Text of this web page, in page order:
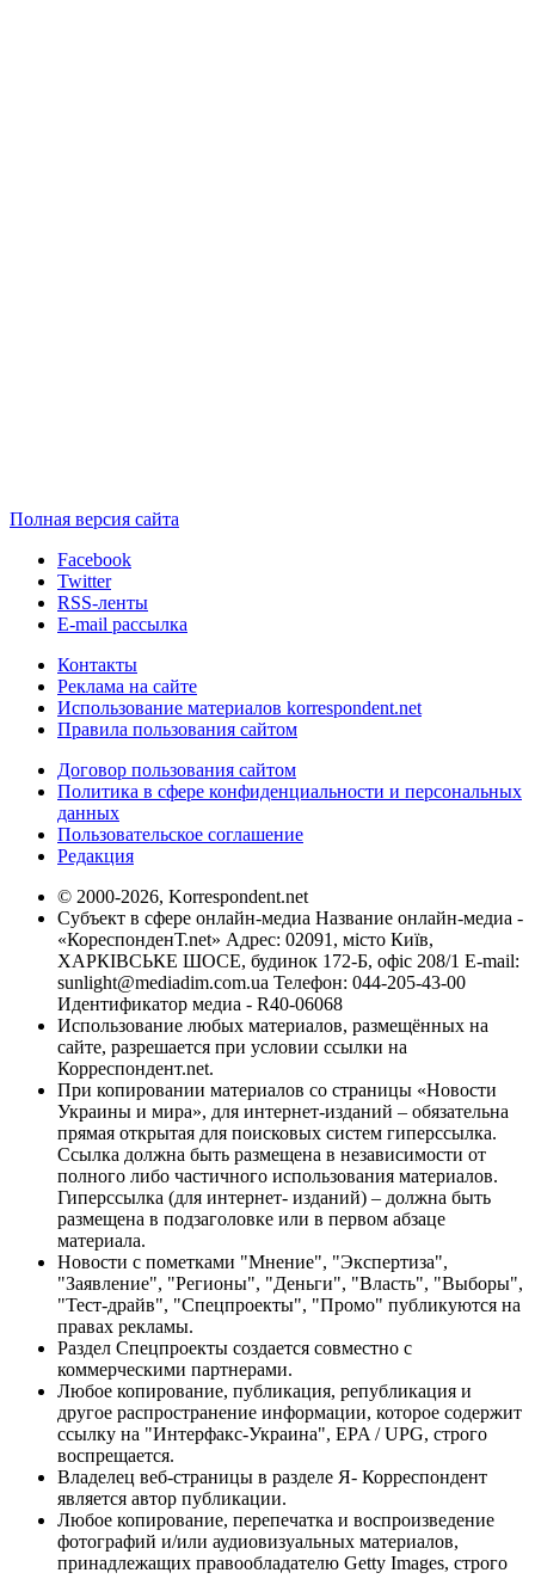
Полная версия сайта
Facebook
Twitter
RSS-ленты
E-mail рассылка
Контакты
Реклама на сайте
Использование материалов korrespondent.net
Правила пользования сайтом
Договор пользования сайтом
Политика в сфере конфиденциальности и персональных
данных
Пользовательское соглашение
Редакция
© 2000-2026, Korrespondent.net
Субъект в сфере онлайн-медиа Название онлайн-медиа -
«КореспонденТ.net» Адрес: 02091, місто Київ,
ХАРКІВСЬКЕ ШОСЕ, будинок 172-Б, офіс 208/1 E-mail:
sunlight@mediadim.com.ua Телефон: 044-205-43-00
Идентификатор медиа - R40-06068
Использование любых материалов, размещённых на
сайте, разрешается при условии ссылки на
Корреспондент.net.
При копировании материалов со страницы «Новости
Украины и мира», для интернет-изданий – обязательна
прямая открытая для поисковых систем гиперссылка.
Ссылка должна быть размещена в независимости от
полного либо частичного использования материалов.
Гиперссылка (для интернет- изданий) – должна быть
размещена в подзаголовке или в первом абзаце
материала.
Новости с пометками "Мнение", "Экспертиза",
"Заявление", "Регионы", "Деньги", "Власть", "Выборы",
"Тест-драйв", "Спецпроекты", "Промо" публикуются на
правах рекламы.
Раздел Спецпроекты создается совместно с
коммерческими партнерами.
Любое копирование, публикация, републикация и
другое распространение информации, которое содержит
ссылку на "Интерфакс-Украина", EPA / UPG, строго
воспрещается.
Владелец веб-страницы в разделе Я- Корреспондент
является автор публикации.
Любое копирование, перепечатка и воспроизведение
фотографий и/или аудиовизуальных материалов,
принадлежащих правообладателю Getty Images, строго